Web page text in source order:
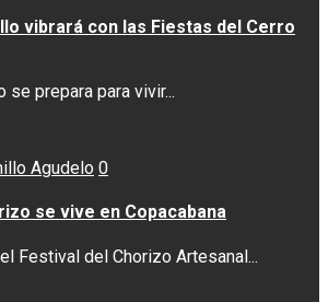
vibrará con las Fiestas del Cerro
se prepara para vivir...
Agudelo 0
se vive en Copacabana
Festival del Chorizo Artesanal...